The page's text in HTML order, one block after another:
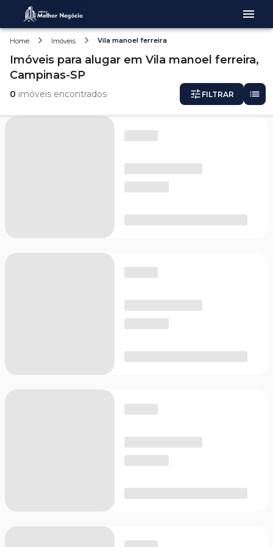
Home Imóveis Vila manoel ferreira
Imóveis para alugar em Vila manoel ferreira,
Campinas-SP
0 imóveis encontrados FILTRAR